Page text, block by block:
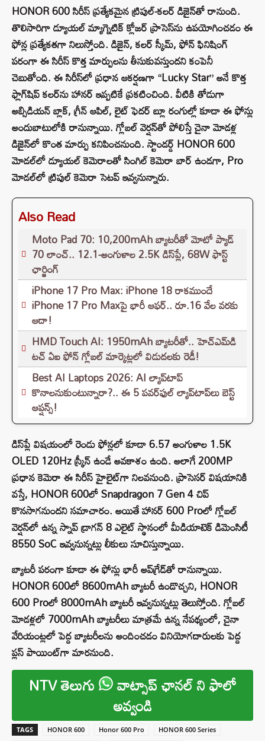
HONOR 600 సిరీస్ ప్రత్యేకమైన ట్రిపుల్-కలర్ డిజైన్‌తో రానుంది.
తొలిసారిగా డ్యూయల్ మ్యాగ్నెటిక్ క్లోజర్ ప్రాసెస్‌ను ఉపయోగించడం ఈ
ఫోన్ల ప్రత్యేకతగా నిలుస్తోంది. డిజైన్, కలర్ స్కీమ్, ఫోన్ ఫినిషింగ్
పరంగా ఈ సిరీస్ కొత్త మార్పులను తీసుకువస్తుందని కంపెనీ
చెబుతోంది. ఈ సిరీస్‌లో ప్రధాన ఆకర్షణగా “Lucky Star” అనే కొత్త
ఫ్లాగ్‌షిప్ కలర్‌ను హానర్ ఇప్పటికే ప్రకటించింది. వీటికి తోడుగా
అబ్సిడియన్ బ్లాక్, గ్రీన్ ఆపిల్, లైట్ ఫెదర్ బ్లూ రంగుల్లో కూడా ఈ ఫోన్లు
అందుబాటులోకి రానున్నాయి. గ్లోబల్ వెర్షన్‌తో పోలిస్తే చైనా మోడళ్ల
డిజైన్‌లో కొంత మార్పు కనిపించనుంది. స్టాండర్డ్ HONOR 600
మోడల్‌లో డ్యూయల్ కెమెరాలతో సింగిల్ కెమెరా బార్ ఉండగా, Pro
మోడల్‌లో ట్రిపుల్ కెమెరా సెటప్ ఇవ్వనున్నారు.
Also Read
Moto Pad 70: 10,200mAh బ్యాటరీతో మోటో ప్యాడ్
70 లాంచ్.. 12.1-అంగుళాల 2.5K డిస్‌ప్లే, 68W ఫాస్ట్
ఛార్జింగ్
iPhone 17 Pro Max: iPhone 18 రాకముందే
iPhone 17 Pro Maxపై భారీ ఆఫర్.. రూ.16 వేల వరకు
ఆదా!
HMD Touch AI: 1950mAh బ్యాటరీతో.. హెచ్‌ఎమ్‌డి
టచ్ ఏఐ ఫోన్ గ్లోబల్ మార్కెట్లలో విడుదలకు రెడీ!
Best AI Laptops 2026: AI ల్యాప్‌టాప్
కొనాలనుకుంటున్నారా?.. ఈ 5 పవర్‌ఫుల్ ల్యాప్‌టాప్‌లు బెస్ట్
ఆప్షన్స్!
డిస్‌ప్లే విషయంలో రెండు ఫోన్లలో కూడా 6.57 అంగుళాల 1.5K
OLED 120Hz స్క్రీన్ ఉండే అవకాశం ఉంది. అలాగే 200MP
ప్రధాన కెమెరా ఈ సిరీస్ హైలైట్‌గా నిలవనుంది. ప్రాసెసర్ విషయానికి
వస్తే, HONOR 600లో Snapdragon 7 Gen 4 చిప్
కొనసాగనుందని సమాచారం. అయితే హానర్ 600 Proలో గ్లోబల్
వెర్షన్‌లో ఉన్న స్నాప్ డ్రాగన్ 8 ఎలైట్ స్థానంలో మీడియాటెక్ డిమెంసిటీ
8550 SoC ఇవ్వనున్నట్లు లీకులు సూచిస్తున్నాయి.
బ్యాటరీ పరంగా కూడా ఈ ఫోన్లు భారీ అప్‌గ్రేడ్‌తో రానున్నాయి.
HONOR 600లో 8600mAh బ్యాటరీ ఉండొచ్చని, HONOR
600 Proలో 8000mAh బ్యాటరీ ఇవ్వనున్నట్లు తెలుస్తోంది. గ్లోబల్
మోడళ్లలో 7000mAh బ్యాటరీలు మాత్రమే ఉన్న నేపథ్యంలో, చైనా
వేరియంట్లలో పెద్ద బ్యాటరీలను అందించడం వినియోగదారులకు పెద్ద
ప్లస్ పాయింట్‌గా మారనుంది.
NTV తెలుగు వాట్సాప్ ఛానల్ ని ఫాలో
అవ్వండి
TAGS HONOR 600 Honor 600 Pro
HONOR 600 Series